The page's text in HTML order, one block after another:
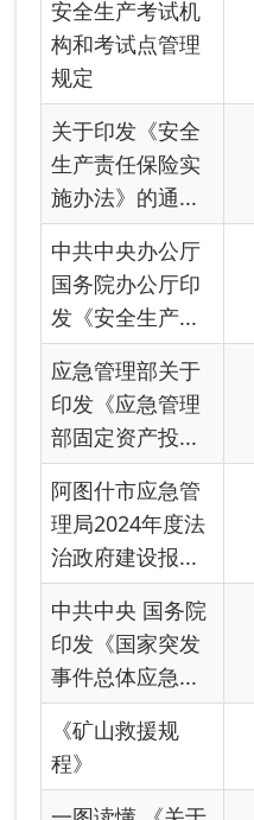
部固定资产投...
阿图什市应急管
理局2024年度法
中共中央 国务院
印发《国家突发
事件总体应急...
《矿山救援规
程》
一图读懂 《关于
全面加强新形势
下森林草原...
生产安全事故罚
款处罚规定
自治区安全生产
培训考核办法
中华人民共和国
应急管理部令
首页 上一页
共有 22 条 共 2 页